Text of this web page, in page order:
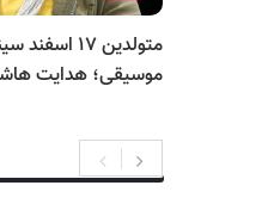
متولدین ۱۷
موسیقی؛ هدایت